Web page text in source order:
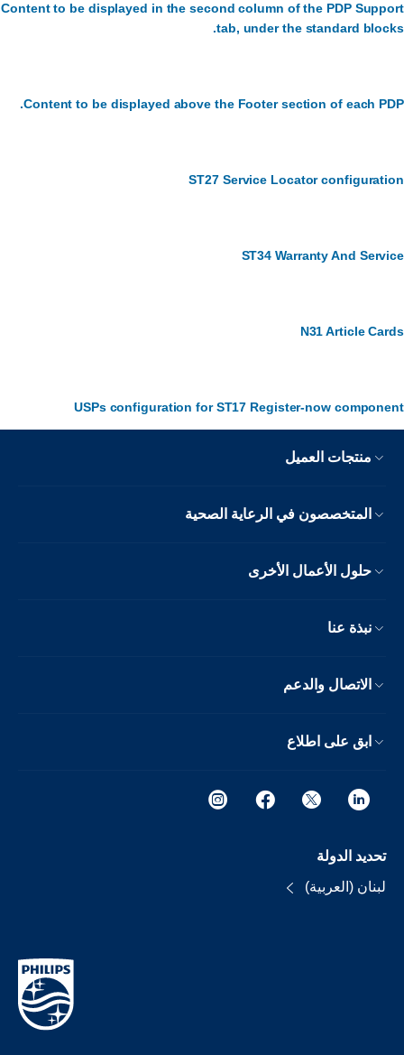
Content to be displayed in the second column of the PDP Support
tab, under the standard blocks.
Content to be displayed above the Footer section of each PDP.
ST27 Service Locator configuration
ST34 Warranty And Service
N31 Article Cards
USPs configuration for ST17 Register-now component
منتجات العميل
المتخصصون في الرعاية الصحية
حلول الأعمال الأخرى
نبذة عنا
الاتصال والدعم
ابق على اطلاع
تحديد الدولة
لبنان (العربية)